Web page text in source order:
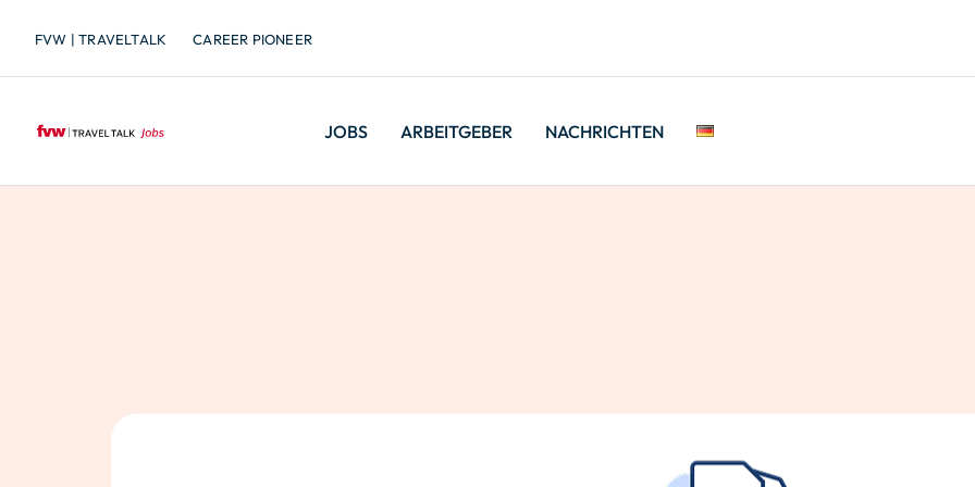
FVW | TRAVELTALK CAREER PIONEER
JOBS ARBEITGEBER NACHRICHTEN